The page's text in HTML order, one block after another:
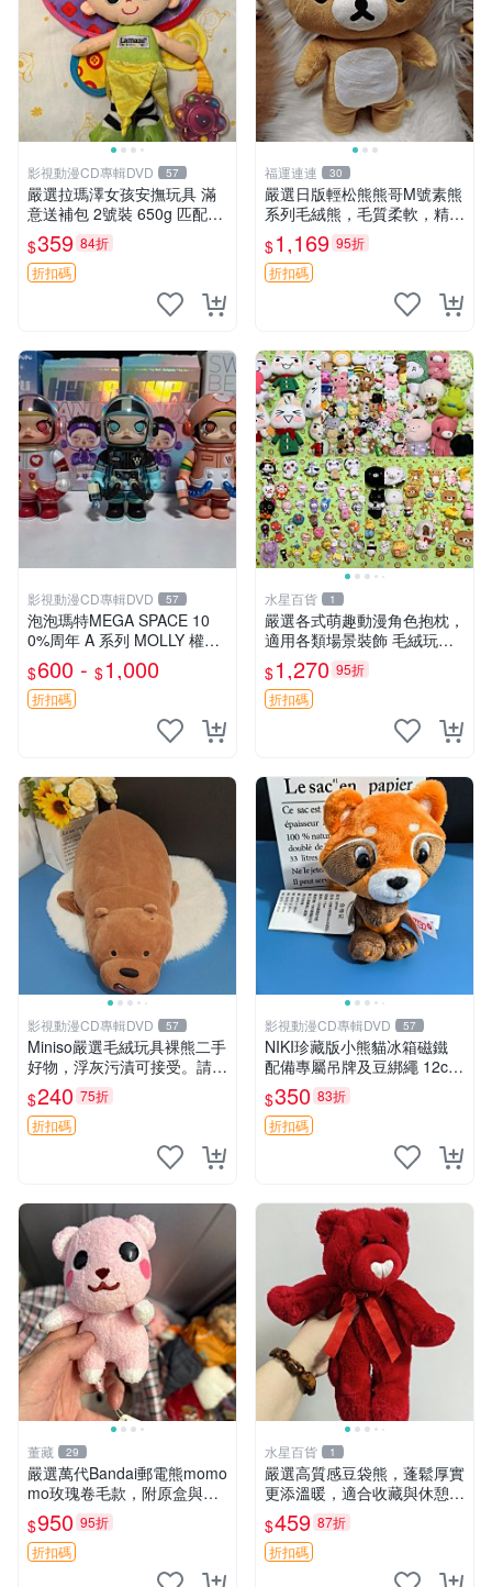
影視動漫CD專輯DVD 57
嚴選拉瑪澤女孩安撫玩具 滿
意送補包 2號裝 650g 匹配嬰
幼童舒壓好伴侶 女孩專用 安
心選擇 安撫玩偶 衝包 玩具
$359 84折
折扣碼
福運連連 30
嚴選日版輕松熊熊哥M號素熊
系列毛絨熊，毛質柔軟，精緻
可愛，尺寸35cm，保存狀態
優異。收藏或贈送皆為佳選。
中古 毛絨熊 毛玩偶
$1,169 95折
折扣碼
影視動漫CD專輯DVD 57
泡泡瑪特MEGA SPACE 10
0%周年 A 系列 MOLLY 權威
隱藏款 嚴選薄荷巧克力色 80
年代風味 權威推薦 合適收藏
$600 - $1,000
折扣碼
水星百貨 1
嚴選各式萌趣動漫角色抱枕，
適用各類場景裝飾 毛絨玩
具、卡通抱枕、趣味玩偶
$1,270 95折
折扣碼
影視動漫CD專輯DVD 57
Miniso嚴選毛絨玩具裸熊二手
好物，浮灰污漬可接受。請詳
閱照片再下單，售出不退不
換。全新品相收藏推薦。 裸
熊 毛絨玩具 收藏
$240 75折
折扣碼
影視動漫CD專輯DVD 57
NIKI珍藏版小熊貓冰箱磁鐵
配備專屬吊牌及豆綁繩 12cm
廢品嚴選 好評推薦 小熊貓冰
箱貼 磁鐵掛件 冰箱飾品
$350 83折
折扣碼
董藏 29
嚴選萬代Bandai郵電熊momo
mo玫瑰卷毛款，附原盒與吊
牌，粉嫩可愛入手即柔軟～
玫瑰卷毛 郵電熊 正品
$950 95折
折扣碼
水星百貨 1
嚴選高質感豆袋熊，蓬鬆厚實
更添溫暖，適合收藏與休憩。
前胸填充飽滿，背部亦具優雅
設計。 豆袋熊 保暖 溫柔 蓬
松
$459 87折
折扣碼